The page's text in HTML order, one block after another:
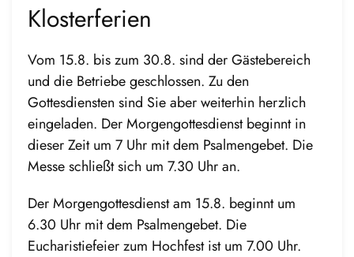
Klosterferien
Vom 15.8. bis zum 30.8. sind der Gästebereich
und die Betriebe geschlossen. Zu den
Gottesdiensten sind Sie aber weiterhin herzlich
eingeladen. Der Morgengottesdienst beginnt in
dieser Zeit um 7 Uhr mit dem Psalmengebet. Die
Messe schließt sich um 7.30 Uhr an.
Der Morgengottesdienst am 15.8. beginnt um
6.30 Uhr mit dem Psalmengebet. Die
Eucharistiefeier zum Hochfest ist um 7.00 Uhr.